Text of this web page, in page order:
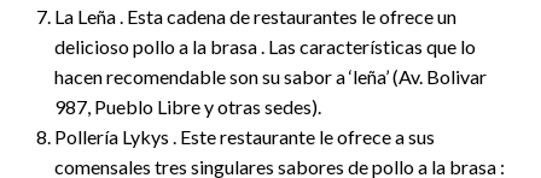
La Leña . Esta cadena de restaurantes le ofrece un
delicioso pollo a la brasa . Las características que lo
hacen recomendable son su sabor a ‘leña’ (Av. Bolivar
987, Pueblo Libre y otras sedes).
Pollería Lykys . Este restaurante le ofrece a sus
comensales tres singulares sabores de pollo a la brasa :